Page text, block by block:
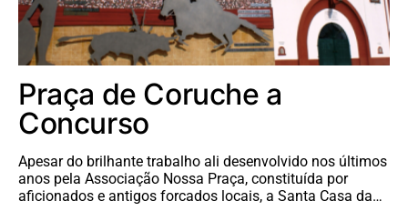
Praça de Coruche a
Concurso
Apesar do brilhante trabalho ali desenvolvido nos últimos
anos pela Associação Nossa Praça, constituída por
aficionados e antigos forcados locais, a Santa Casa da…